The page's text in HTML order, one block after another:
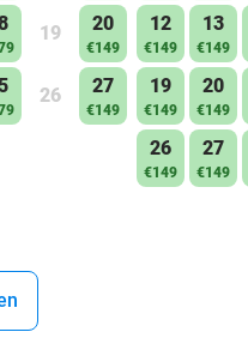
19 20
€149
26 27
€149
12
€149
13
€149
19
€149
20
€149
26
€149
27
€149